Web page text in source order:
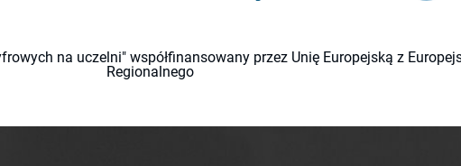
na uczelni" współfinansowany przez Unię Europejską z
Regionalnego